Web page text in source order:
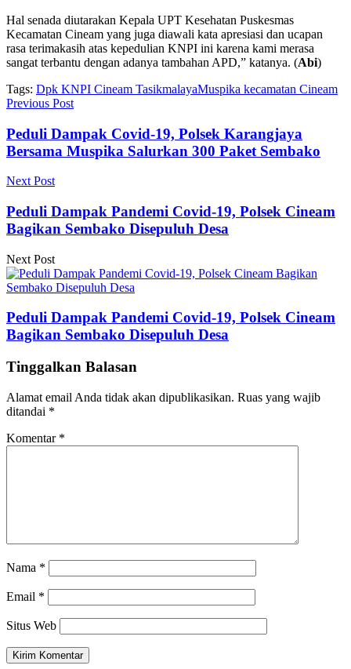
Hal senada diutarakan Kepala UPT Kesehatan Puskesmas
Kecamatan Cineam yang juga diawali kata apresiasi dan ucapan
rasa terimakasih atas kepedulian KNPI ini karena kami merasa
sangat terbantu dengan adanya tambahan APD,” katanya. (Abi)
Tags: Dpk KNPI Cineam TasikmalayaMuspika kecamatan Cineam
Previous Post
Peduli Dampak Covid-19, Polsek Karangjaya
Bersama Muspika Salurkan 300 Paket Sembako
Next Post
Peduli Dampak Pandemi Covid-19, Polsek Cineam
Bagikan Sembako Disepuluh Desa
Next Post
Peduli Dampak Pandemi Covid-19, Polsek Cineam
Bagikan Sembako Disepuluh Desa
Tinggalkan Balasan
Alamat email Anda tidak akan dipublikasikan. Ruas yang wajib
ditandai *
Komentar *
Nama *
Email *
Situs Web